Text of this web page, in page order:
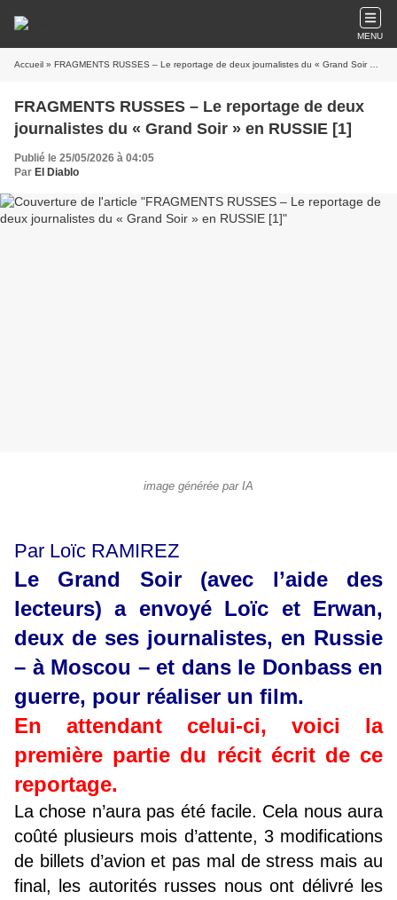
MENU
Accueil » FRAGMENTS RUSSES – Le reportage de deux journalistes du « Grand Soir » en RUSSIE [1]
FRAGMENTS RUSSES – Le reportage de deux
journalistes du « Grand Soir » en RUSSIE [1]
Publié le 25/05/2026 à 04:05
Par El Diablo
image générée par IA
Par Loïc RAMIREZ
Le Grand Soir (avec l’aide des
lecteurs) a envoyé Loïc et Erwan,
deux de ses journalistes, en Russie
– à Moscou – et dans le Donbass en
guerre, pour réaliser un film.
En attendant celui-ci, voici la
première partie du récit écrit de ce
reportage.
La chose n’aura pas été facile. Cela nous aura
coûté plusieurs mois d’attente, 3 modifications
de billets d’avion et pas mal de stress mais au
final, les autorités russes nous ont délivré les